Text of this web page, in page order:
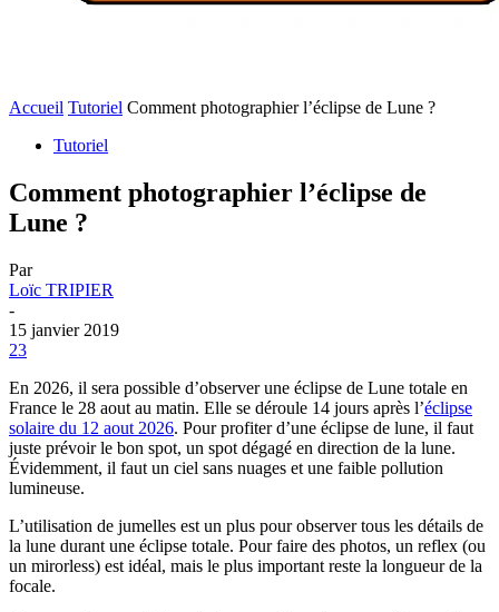
Accueil Tutoriel Comment photographier l’éclipse de Lune ?
Tutoriel
Comment photographier l’éclipse de
Lune ?
Par
Loïc TRIPIER
-
15 janvier 2019
23
En 2026, il sera possible d’observer une éclipse de Lune totale en
France le 28 aout au matin. Elle se déroule 14 jours après l’éclipse
solaire du 12 aout 2026. Pour profiter d’une éclipse de lune, il faut
juste prévoir le bon spot, un spot dégagé en direction de la lune.
Évidemment, il faut un ciel sans nuages et une faible pollution
lumineuse.
L’utilisation de jumelles est un plus pour observer tous les détails de
la lune durant une éclipse totale. Pour faire des photos, un reflex (ou
un mirorless) est idéal, mais le plus important reste la longueur de la
focale.